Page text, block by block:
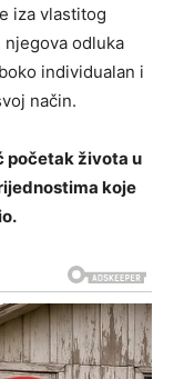
iza vlastitog
odluka
individualan i
način.
početak života u
koje